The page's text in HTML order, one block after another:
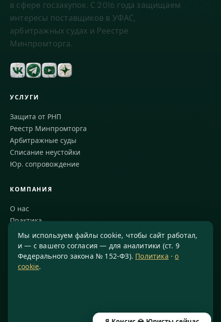
в сфере госзакупок. С 2016 года защищаем
интересы поставщиков в УФАС,
арбитражных судах и Реестре
Минпромторга.
УСЛУГИ
Защита от РНП
Реестр Минпромторга
Арбитражные суды
Списание неустойки
Юр. сопровождение
КОМПАНИЯ
О нас
Практика
Блог
Команда
Благодарности
Мы используем файлы cookie, чтобы сайт работал,
и — с вашего согласия — для аналитики (ст. 9
Федерального закона № 152-ФЗ). Политика ·о
cookie.